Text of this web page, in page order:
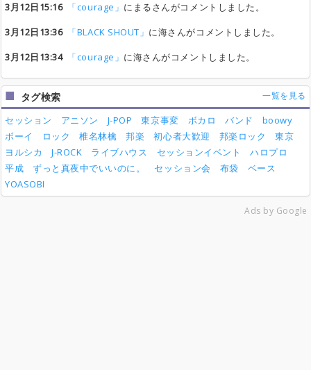
3月12日15:16
「courage」 にまるさんがコメントしました。
3月12日13:36
「BLACK SHOUT」 に海さんがコメントしました。
3月12日13:34
「courage」 に海さんがコメントしました。
タグ検索 一覧を見る
セッション アニソン J-POP 東京事変 ボカロ バンド
boowy
ボーイ
ロック 椎名林檎 邦楽 初心者大歓迎 邦楽ロック
東京
ヨルシカ
J-ROCK ライブハウス セッションイベント
ハロプロ
平成
ずっと真夜中でいいのに。 セッション会 布袋
ベース
YOASOBI
Ads by Google